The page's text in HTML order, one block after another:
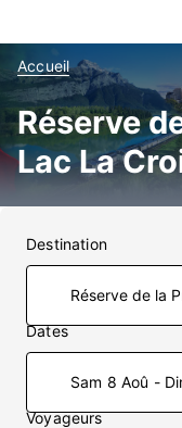
Accueil
Réserve
Lac La
Destination
Dates
Sam 8 Aoû -
Voyageurs